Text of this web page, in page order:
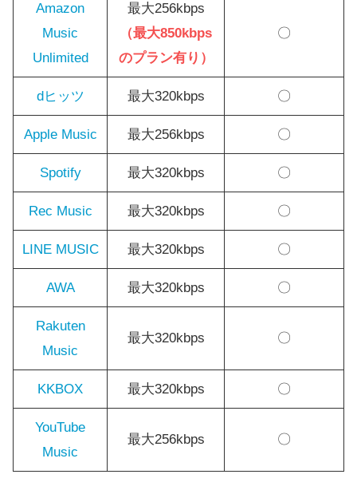
Amazon
Music
Unlimited
最大256kbps
（最大850kbps
のプラン有り）
〇
dヒッツ 最大320kbps 〇
Apple Music 最大256kbps 〇
Spotify 最大320kbps 〇
Rec Music 最大320kbps 〇
LINE MUSIC 最大320kbps 〇
AWA 最大320kbps 〇
Rakuten
Music
最大320kbps 〇
KKBOX 最大320kbps 〇
YouTube
Music
最大256kbps 〇